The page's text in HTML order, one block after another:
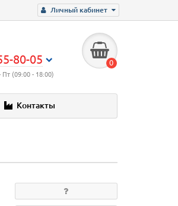
Личный кабинет
80-05
(09:00 - 18:00)
0
Контакты